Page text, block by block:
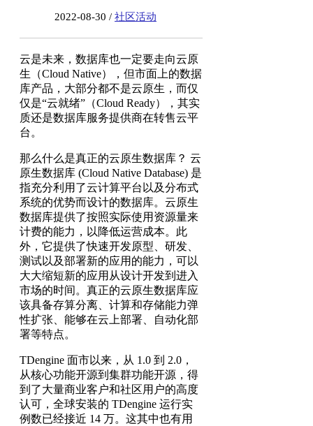
2022-08-30 / 社区活动
云是未来，数据库也一定要走向云原
生（Cloud Native），但市面上的数据
库产品，大部分都不是云原生，而仅
仅是“云就绪”（Cloud Ready），其实
质还是数据库服务提供商在转售云平
台。
那么什么是真正的云原生数据库？ 云
原生数据库 (Cloud Native Database) 是
指充分利用了云计算平台以及分布式
系统的优势而设计的数据库。云原生
数据库提供了按照实际使用资源量来
计费的能力，以降低运营成本。此
外，它提供了快速开发原型、研发、
测试以及部署新的应用的能力，可以
大大缩短新的应用从设计开发到进入
市场的时间。真正的云原生数据库应
该具备存算分离、计算和存储能力弹
性扩张、能够在云上部署、自动化部
署等特点。
TDengine 面市以来，从 1.0 到 2.0，
从核心功能开源到集群功能开源，得
到了大量商业客户和社区用户的高度
认可，全球安装的 TDengine 运行实
例数已经接近 14 万。这其中也有用